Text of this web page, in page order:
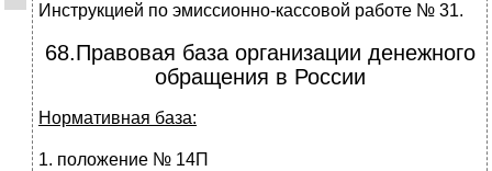
Инструкцией по эмиссионно-кассовой работе № 31.
68.Правовая база организации денежного
обращения в России
Нормативная база:
1. положение № 14П